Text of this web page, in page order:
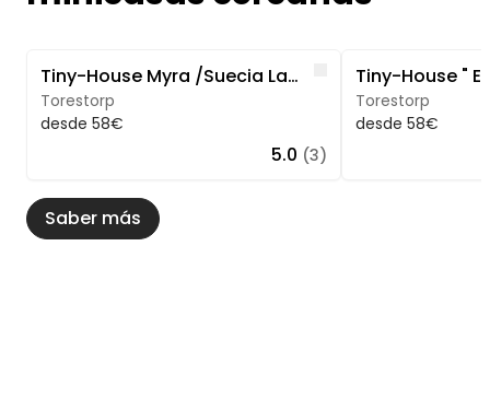
Tiny-House Myra /Suecia Lago Bosque baño Naturaleza pura
Torestorp
desde 58€
Like
5.0 (3)
Torestorp
desde 58€
Saber más